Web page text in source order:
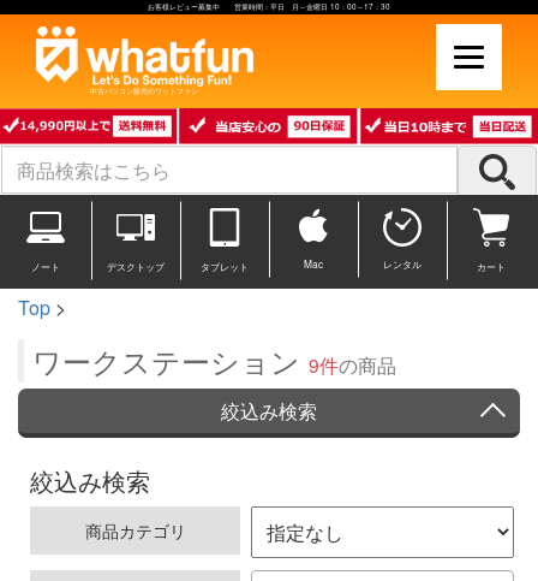
お客様レビュー募集中 営業時間：平日 月～金曜日 10：00～17：30
中古パソコン販売のワットファン
ノート デスクトップ タブレット Mac レンタル カート
Top >
ワークステーション 9件の商品
絞込み検索
絞込み検索
商品カテゴリ